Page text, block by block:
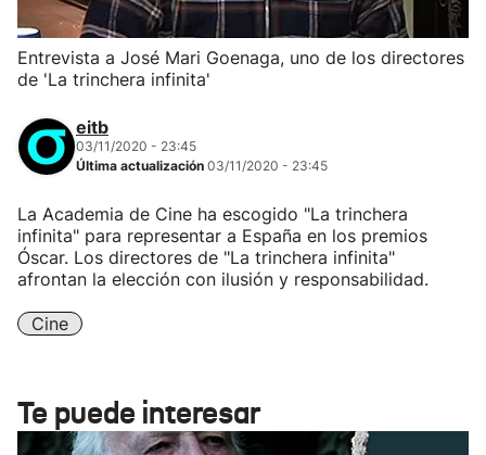
Entrevista a José Mari Goenaga, uno de los directores
de 'La trinchera infinita'
eitb
03/11/2020 - 23:45
Última actualización 03/11/2020 - 23:45
La Academia de Cine ha escogido "La trinchera
infinita" para representar a España en los premios
Óscar. Los directores de "La trinchera infinita"
afrontan la elección con ilusión y responsabilidad.
Cine
Te puede interesar